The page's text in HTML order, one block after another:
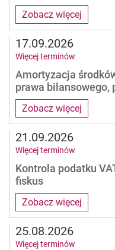
Zobacz więcej
Zobacz więcej
Amortyzacja
prawa bilansowego,
17.09.2026
Więcej terminów
Zobacz więcej
Kontrola podatku
fiskus
21.09.2026
Więcej terminów
25.08.2026
Więcej terminów